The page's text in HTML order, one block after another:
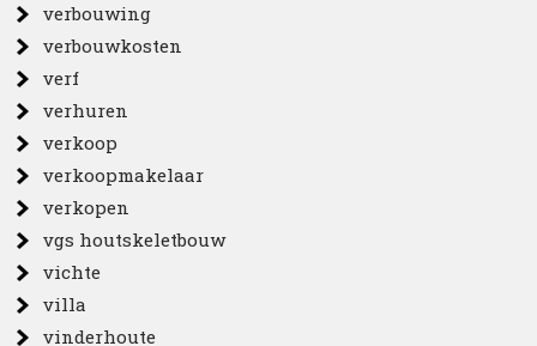
verbouwing
verbouwkosten
verf
verhuren
verkoop
verkoopmakelaar
verkopen
vgs houtskeletbouw
vichte
villa
vinderhoute